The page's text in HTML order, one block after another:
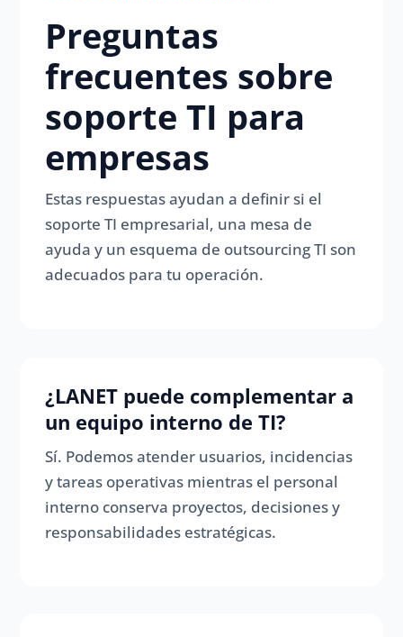
Preguntas
frecuentes sobre
soporte TI para
empresas
Estas respuestas ayudan a definir si el
soporte TI empresarial, una mesa de
ayuda y un esquema de outsourcing TI son
adecuados para tu operación.
¿LANET puede complementar a
un equipo interno de TI?
Sí. Podemos atender usuarios, incidencias
y tareas operativas mientras el personal
interno conserva proyectos, decisiones y
responsabilidades estratégicas.